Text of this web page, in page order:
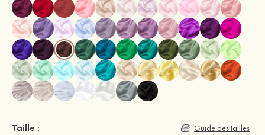
Taille : Guide des tailles